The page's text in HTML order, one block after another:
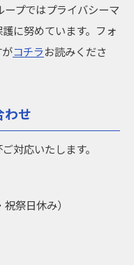
プではプライバシーマ
に努めています。フォ
コチラお読みくださ
わせ
対応いたします。
祭日休み）